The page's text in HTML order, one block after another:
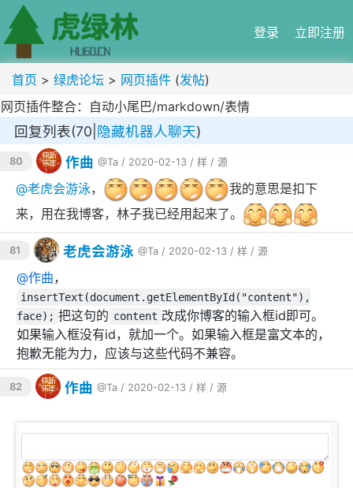
登录 立即注册
首页 > 绿虎论坛 > 网页插件 (发帖)
网页插件整合：自动小尾巴/markdown/表情
回复列表(70| 隐藏机器人聊天)
80 作曲 @Ta / 2020-02-13 / 样 / 源
@老虎会游泳，
我的意思是扣下
来，用在我博客，林子我已经用起来了。
81 老虎会游泳 @Ta / 2020-02-13 / 样 / 源
@作曲，
insertText(document.getElementById("content"),
face); 把这句的 content 改成你博客的输入框id即可。
如果输入框没有id，就加一个。如果输入框是富文本的，
抱歉无能为力，应该与这些代码不兼容。
82 作曲 @Ta / 2020-02-13 / 样 / 源